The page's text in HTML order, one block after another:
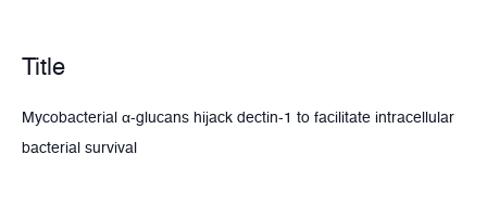
Title
Mycobacterial α-glucans hijack dectin-1 to facilitate intracellular
bacterial survival